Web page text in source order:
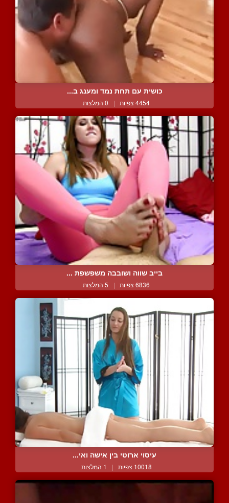
כושית עם תחת נמד ומענג ב...
4454 צפיות | 0 המלצות
בייב שווה ושובבה משפשפת ...
6836 צפיות | 5 המלצות
עיסוי ארוטי בין אישה ואי...
10018 צפיות | 1 המלצות